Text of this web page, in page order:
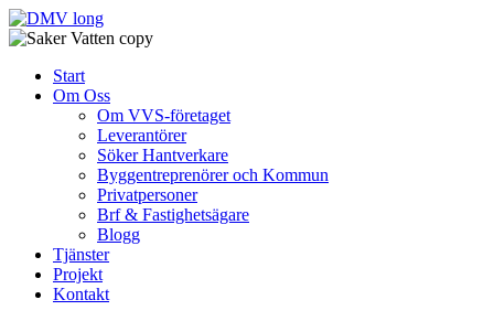
Skip
to
Start
Om Oss
Om VVS-företaget
Leverantörer
Söker Hantverkare
Byggentreprenörer och Kommun
Privatpersoner
Brf & Fastighetsägare
Blogg
Tjänster
Projekt
Kontakt